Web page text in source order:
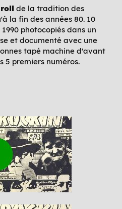
de la tradition des
la fin des années 80. 10
photocopiés dans un
et documenté avec une
tapé machine d'avant
5 premiers numéros.